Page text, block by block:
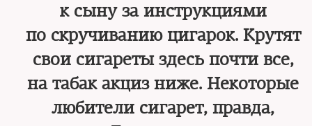
к сыну за инструкциями
по скручиванию цигарок. Крутят
свои сигареты здесь почти все,
на табак акциз ниже. Некоторые
любители сигарет, правда,